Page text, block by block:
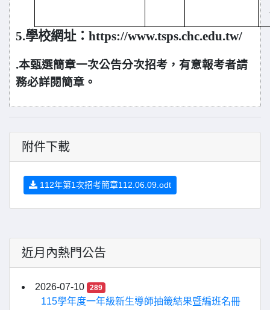
5.學校網址： https://www.tsps.chc.edu.tw/
.本甄選簡章一次公告分次招考，有意報考者請
務必詳閱簡章。
附件下載
112年第1次招考簡章112.06.09.odt
近月內熱門公告
2026-07-10 289
115學年度一年級新生導師抽籤結果暨編班名冊